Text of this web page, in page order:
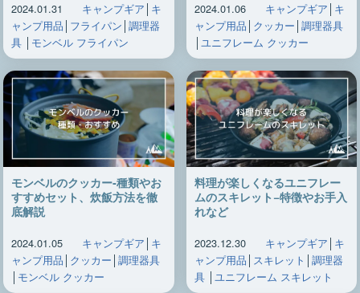
2024.01.31 キャンプギア キ
ャンプ用品 フライパン 調理器
具│ モンベル フライパン
2024.01.06 キャンプギア キ
ャンプ用品 クッカー 調理器具
ユニフレーム クッカー
モンベルのクッカー‐種類やお
すすめセット、炊飯方法を徹
底解説
2024.01.05 キャンプギア │ キ
ャンプ用品 │ クッカー │ 調理器具
│ モンベル クッカー
料理が楽しくなるユニフレー
ムのスキレット−特徴やお手入
れなど
2023.12.30 キャンプギア │ キ
ャンプ用品 │ スキレット │ 調理器
具│ ユニフレーム スキレット